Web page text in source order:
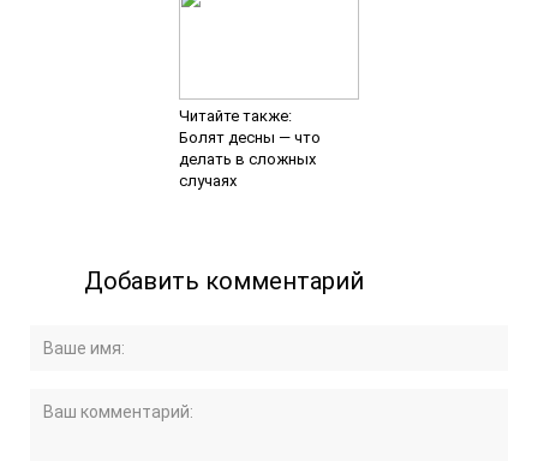
Читайте также:
Болят десны — что
делать в сложных
случаях
Добавить комментарий